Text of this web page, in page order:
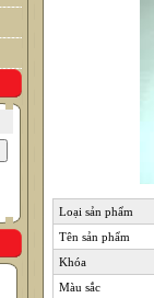
Loại sản phẩm
Tên sản phẩm
Khóa
Màu sắc